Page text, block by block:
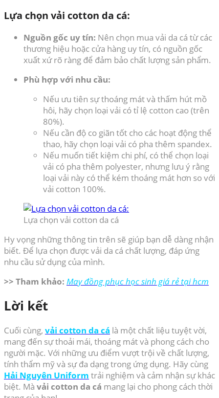
Lựa chọn vải cotton da cá:
Nguồn gốc uy tín: Nên chọn mua vải da cá từ các
thương hiệu hoặc cửa hàng uy tín, có nguồn gốc
xuất xứ rõ ràng để đảm bảo chất lượng sản phẩm.
Phù hợp với nhu cầu:
Nếu ưu tiên sự thoáng mát và thấm hút mồ
hôi, hãy chọn loại vải có tỉ lệ cotton cao (trên
80%).
Nếu cần độ co giãn tốt cho các hoạt động thể
thao, hãy chọn loại vải có pha thêm spandex.
Nếu muốn tiết kiệm chi phí, có thể chọn loại
vải có pha thêm polyester, nhưng lưu ý rằng
loại vải này có thể kém thoáng mát hơn so với
vải cotton 100%.
Lựa chọn vải cotton da cá
Hy vọng những thông tin trên sẽ giúp bạn dễ dàng nhận
biết. Để lựa chọn được vải da cá chất lượng, đáp ứng
nhu cầu sử dụng của mình.
>> Tham khảo: May đồng phục học sinh giá rẻ tại hcm
Lời kết
Cuối cùng, vải cotton da cá là một chất liệu tuyệt vời,
mang đến sự thoải mái, thoáng mát và phong cách cho
người mặc. Với những ưu điểm vượt trội về chất lượng,
tính thẩm mỹ và sự đa dạng trong ứng dụng. Hãy cùng
Hải Nguyên Uniform trải nghiệm và cảm nhận sự khác
biệt. Mà vải cotton da cá mang lại cho phong cách thời